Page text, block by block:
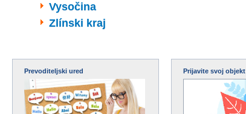
Vysočina
Zlínski kraj
Prevoditeljski ured Prijavite svoj objekt